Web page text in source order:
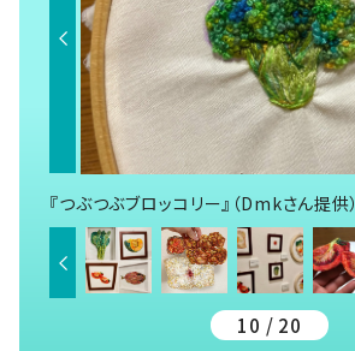
『つぶつぶブロッコリー』（Dmkさん提供）
10 / 20